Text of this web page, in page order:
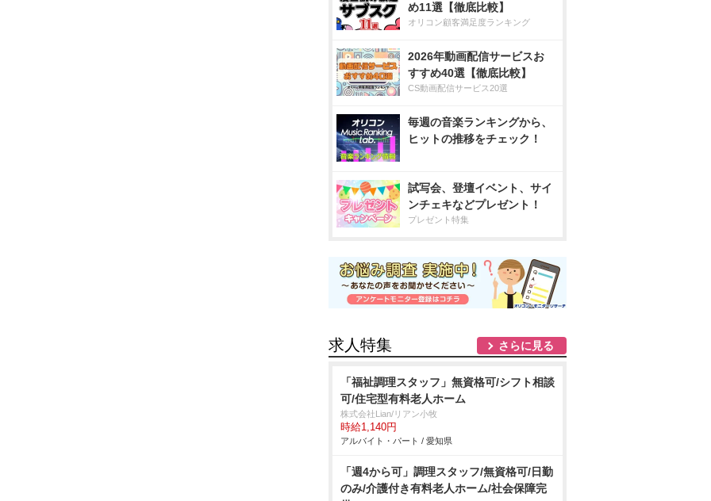
め11選【徹底比較】
オリコン顧客満足度ランキング
2026年動画配信サービスお
すすめ40選【徹底比較】
CS動画配信サービス20選
毎週の音楽ランキングから、
ヒットの推移をチェック！
試写会、登壇イベント、サイ
ンチェキなどプレゼント！
プレゼント特集
求人特集 さらに見る
「福祉調理スタッフ」無資格可/シフト相談
可/住宅型有料老人ホーム
株式会社Lian/リアン小牧
時給1,140円
アルバイト・パート / 愛知県
「週4から可」調理スタッフ/無資格可/日勤
のみ/介護付き有料老人ホーム/社会保障完